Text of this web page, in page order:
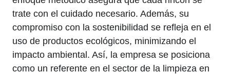
trate con el cuidado necesario. Además, su
compromiso con la sostenibilidad se refleja en el
uso de productos ecológicos, minimizando el
impacto ambiental. Así, la empresa se posiciona
como un referente en el sector de la limpieza en